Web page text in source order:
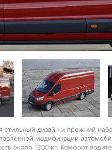
стильный дизайн и прежний
модификации
около 1200 кг. Комфорт